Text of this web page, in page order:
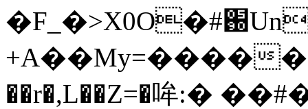
�F_�>X0O�#֐Un5��ד��HǑ�����+63&����B��5&c�$Z�J�-
+A��My=����
��r�,L��Z=�哞:�